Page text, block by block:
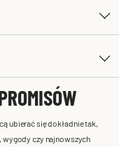
ubierać się dokładnie tak,
czy najnowszych